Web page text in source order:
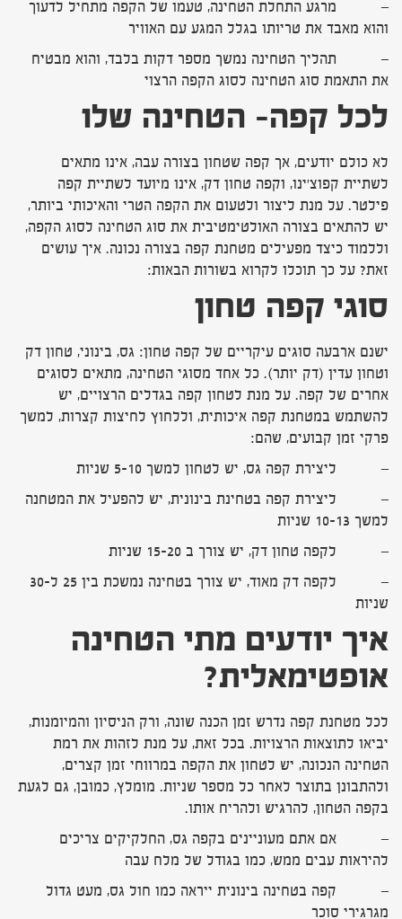
– מרגע התחלת הטחינה, טעמו של הקפה מתחיל לדעוך
והוא מאבד את טריותו בגלל המגע עם האוויר
– תהליך הטחינה נמשך מספר דקות בלבד, והוא מבטיח
את התאמת סוג הטחינה לסוג הקפה הרצוי
לכל קפה– הטחינה שלו
לא כולם יודעים, אך קפה שטחון בצורה עבה, אינו מתאים
לשתיית קפוצ'ינו, וקפה טחון דק, אינו מיועד לשתיית קפה
פילטר. על מנת ליצור ולטעום את הקפה הטרי והאיכותי ביותר,
יש להתאים בצורה האולטימטיבית את סוג הטחינה לסוג הקפה,
וללמוד כיצד מפעילים מטחנת קפה בצורה נכונה. איך עושים
זאת? על כך תוכלו לקרוא בשורות הבאות:
סוגי קפה טחון
ישנם ארבעה סוגים עיקריים של קפה טחון: גס, בינוני, טחון דק
וטחון עדין (דק יותר). כל אחד מסוגי הטחינה, מתאים לסוגים
אחרים של קפה. על מנת לטחון קפה בגדלים הרצויים, יש
להשתמש במטחנת קפה איכותית, וללחוץ לחיצות קצרות, למשך
פרקי זמן קבועים, שהם:
– ליצירת קפה גס, יש לטחון למשך 5-10 שניות
– ליצירת קפה בטחינת בינונית, יש להפעיל את המטחנה
למשך 10-13 שניות
– לקפה טחון דק, יש צורך ב 15-20 שניות
– לקפה דק מאוד, יש צורך בטחינה נמשכת בין 25 ל-30
שניות
איך יודעים מתי הטחינה
אופטימאלית?
לכל מטחנת קפה נדרש זמן הכנה שונה, ורק הניסיון והמיומנות,
יביאו לתוצאות הרצויות. בכל זאת, על מנת לזהות את רמת
הטחינה הנכונה, יש לטחון את הקפה במרווחי זמן קצרים,
ולהתבונן בתוצר לאחר כל מספר שניות. מומלץ, כמובן, גם לגעת
בקפה הטחון, להרגיש ולהריח אותו.
– אם אתם מעוניינים בקפה גס, החלקיקים צריכים
להיראות עבים ממש, כמו בגודל של מלח עבה
– קפה בטחינה בינונית ייראה כמו חול גס, מעט גדול
מגרגירי סוכר